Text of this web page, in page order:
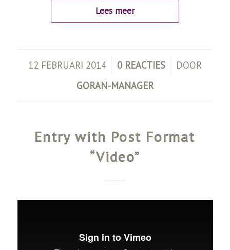
Lees meer
12 FEBRUARI 2014
/ 0 REACTIES
/
DOOR
GORAN-MANAGER
Entry with Post Format
“Video”